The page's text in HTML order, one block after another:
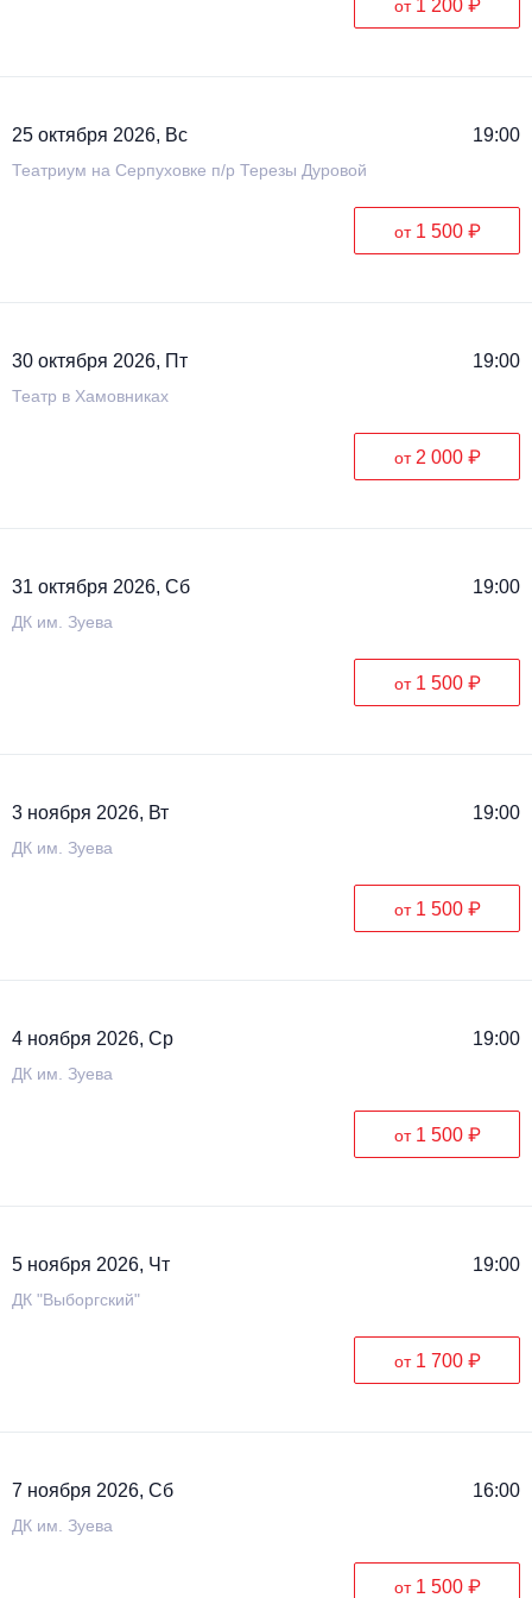
от 1 200 ₽
25 октября 2026, Вс 19:00
Театриум на Серпуховке п/р Терезы Дуровой
от 1 500 ₽
30 октября 2026, Пт 19:00
Театр в Хамовниках
от 2 000 ₽
31 октября 2026, Сб 19:00
ДК им. Зуева
от 1 500 ₽
3 ноября 2026, Вт 19:00
ДК им. Зуева
от 1 500 ₽
4 ноября 2026, Ср 19:00
ДК им. Зуева
от 1 500 ₽
5 ноября 2026, Чт 19:00
ДК "Выборгский"
от 1 700 ₽
7 ноября 2026, Сб 16:00
ДК им. Зуева
от 1 500 ₽